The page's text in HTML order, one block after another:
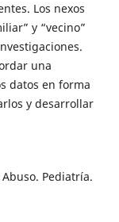
Los nexos
y “vecino”
una
datos en forma
y desarrollar
Pediatría.